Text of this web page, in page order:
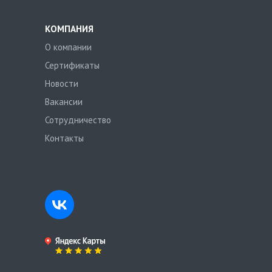
КОМПАНИЯ
О компании
Сертификаты
Новости
Вакансии
Сотрудничество
Контакты